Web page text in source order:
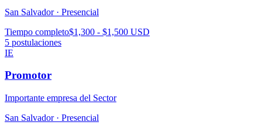
San Salvador · Presencial
Tiempo completo$1,300 - $1,500 USD
5 postulaciones
IE
Promotor
Importante empresa del Sector
San Salvador · Presencial